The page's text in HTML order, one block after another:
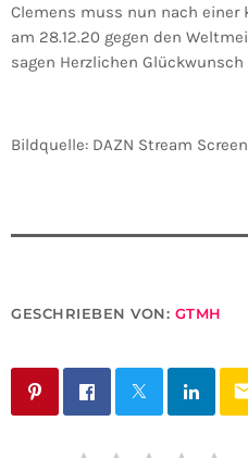
Clemens muss nun nach einer
am 28.12.20 gegen den
sagen Herzlichen Glückwunsch
Bildquelle: DAZN Stream
GESCHRIEBEN VON: GTMH